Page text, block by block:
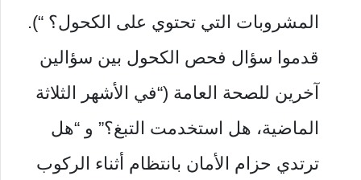
المشروبات التي تحتوي على الكحول؟ “).
قدموا سؤال فحص الكحول بين سؤالين
آخرين للصحة العامة (“في الأشهر الثلاثة
الماضية، هل استخدمت التبغ؟” و “هل
ترتدي حزام الأمان بانتظام أثناء الركوب